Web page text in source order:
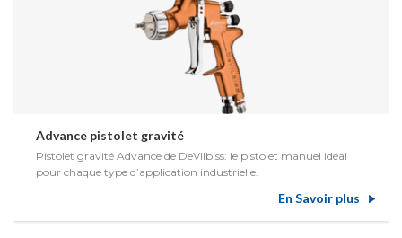
Advance pistolet gravité
Pistolet gravité Advance de DeVilbiss: le pistolet manuel idéal
pour chaque type d’application industrielle.
En Savoir plus